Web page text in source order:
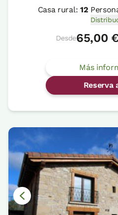
Casa rural: 12
Desde65,00
Más
Reserva